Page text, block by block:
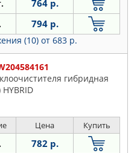
764 р.
794 р.
(10) от 683 р.
гибридная
Цена Купить
782 р.